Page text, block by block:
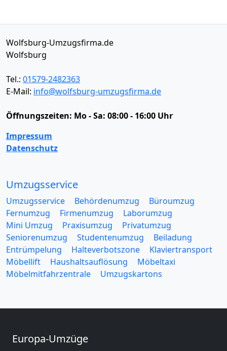
Wolfsburg-Umzugsfirma.de
Wolfsburg
Tel.: 01579-2482363
E-Mail: info@wolfsburg-umzugsfirma.de
Öffnungszeiten: Mo - Sa: 08:00 - 16:00 Uhr
Impressum
Datenschutz
Umzugsservice
Umzugsservice Behördenumzug
Büroumzug
Fernumzug
Firmenumzug
Laborumzug
Mini Umzug
Praxisumzug
Privatumzug
Seniorenumzug
Studentenumzug
Beiladung
Entrümpelung
Halteverbotszone
Klaviertransport
Möbellift
Haushaltsauflösung
Möbeltaxi
Möbelmitfahrzentrale
Umzugskartons
Europa-Umzüge